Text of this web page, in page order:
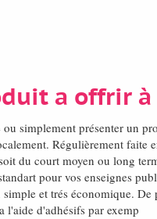
a offrir
simplement présenter un
Régulièrement
du court moyen ou long
pour vos enseignes
et trés économique.
l'aide d'adhésifs par exemp